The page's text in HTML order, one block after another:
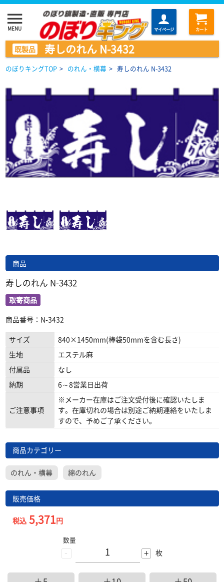
menu
MENU マイページ カート
既製品 寿しのれん N-3432
のぼりキングTOP > のれん・横幕 > 寿しのれん N-3432
商品
寿しのれん N-3432
取寄商品
商品番号：N-3432
サイズ
840×1450mm(棒袋50mmを含む長さ)
生地
エステル麻
付属品
なし
納期
6～8営業日出荷
ご注意事項
※メーカー在庫はご注文受付後に確認いたしま
す。在庫切れの場合は別途ご納期連絡をいたしま
すので、予めご了承ください。
商品カテゴリー
のれん・横幕 綿のれん
販売価格
税込5,371円
-
数量
+ 枚